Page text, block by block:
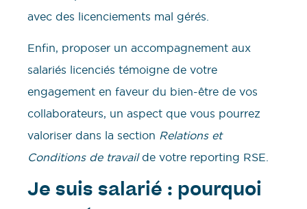
avec des licenciements mal gérés.
Enfin, proposer un accompagnement aux
salariés licenciés témoigne de votre
engagement en faveur du bien-être de vos
collaborateurs, un aspect que vous pourrez
valoriser dans la section Relations et
Conditions de travailde votre reporting RSE.
Je suis salarié : pourquoi